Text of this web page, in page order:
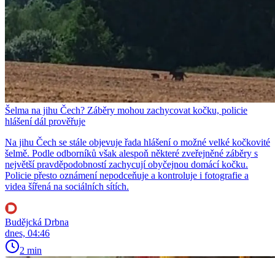
Šelma na jihu Čech? Záběry mohou zachycovat kočku, policie
hlášení dál prověřuje
Na jihu Čech se stále objevuje řada hlášení o možné velké kočkovité
šelmě. Podle odborníků však alespoň některé zveřejněné záběry s
největší pravděpodobností zachycují obyčejnou domácí kočku.
Policie přesto oznámení nepodceňuje a kontroluje i fotografie a
videa šířená na sociálních sítích.
Budějcká Drbna
dnes, 04:46
2 min